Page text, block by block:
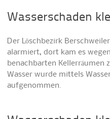
Wasserschaden
Der Löschbezirk
alarmiert, dort kam es
benachbarten Kellerräumen
Wasser wurde mittels
aufgenommen.